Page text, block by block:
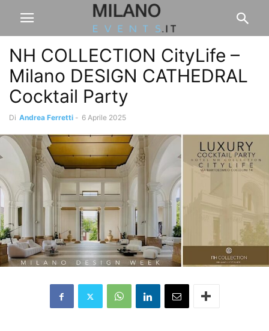
NH COLLECTION CityLife –
Milano DESIGN CATHEDRAL
Cocktail Party
Di Andrea Ferretti - 6 Aprile 2025